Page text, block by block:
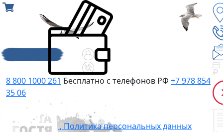
8 800 1000 261 Бесплатно с телефонов РФ +7 978 854
35 06
, Политика персональных данных